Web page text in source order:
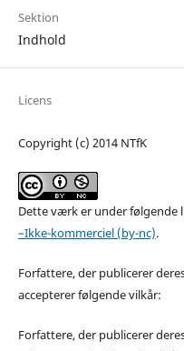
Sektion
Indhold
Licens
Copyright (c) 2014 NTfK
Dette værk er under følgende
–Ikke-kommerciel (by-nc).
Forfattere, der publicerer
accepterer følgende vilkår:
Forfattere, der publicerer